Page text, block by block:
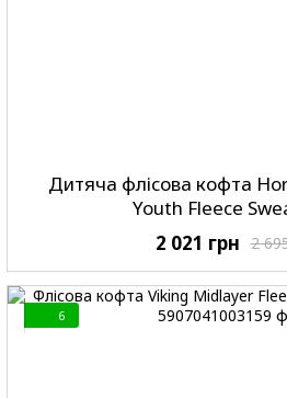
Дитяча флісова кофта
Youth Fleece
2
2 021 грн
6